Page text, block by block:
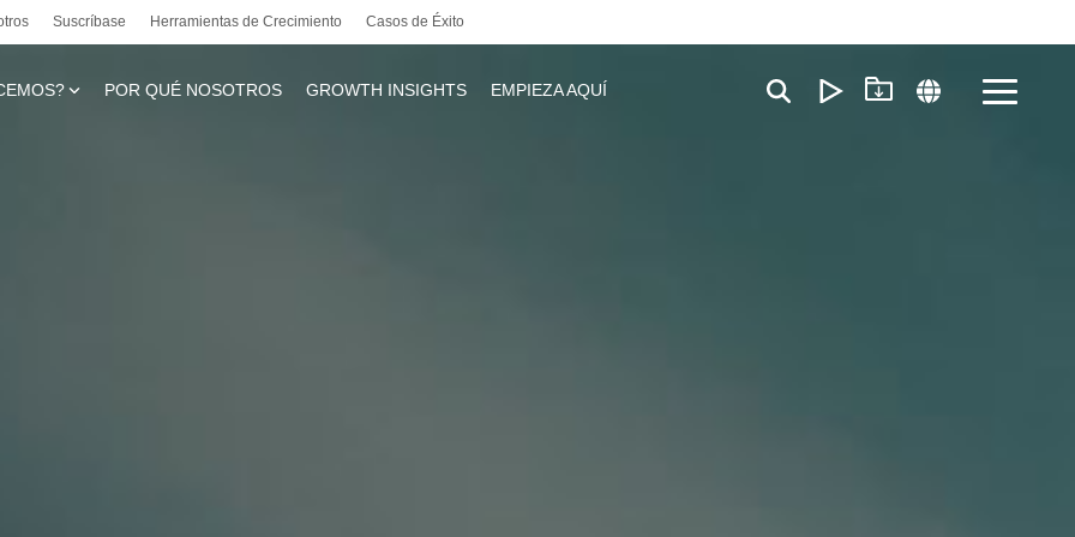
Suscríbase Herramientas de Crecimiento Casos de Éxito
POR QUÉ NOSOTROS GROWTH INSIGHTS EMPIEZA AQUÍ
Toggle